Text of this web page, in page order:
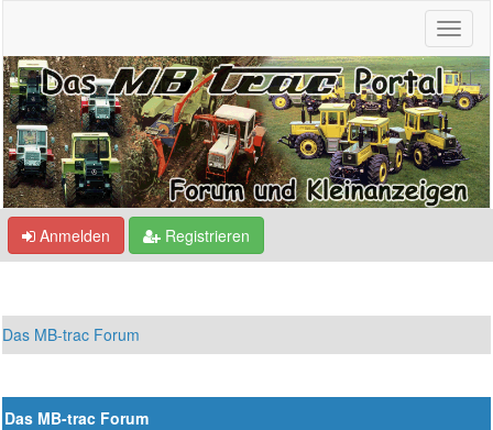
Anmelden Registrieren
Das MB-trac Forum
Das MB-trac Forum